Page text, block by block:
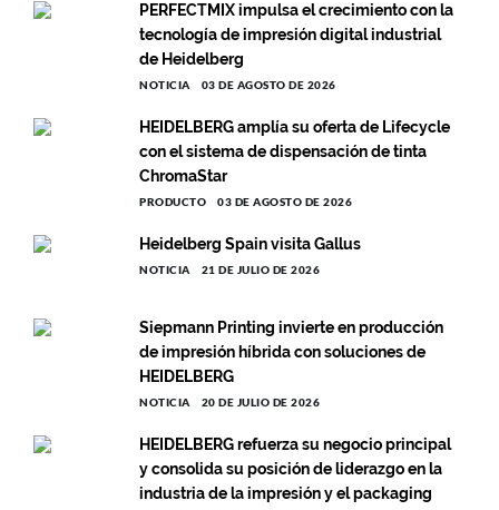
PERFECTMIX impulsa el crecimiento con la
tecnología de impresión digital industrial
de Heidelberg
NOTICIA 03 DE AGOSTO DE 2026
HEIDELBERG amplía su oferta de Lifecycle
con el sistema de dispensación de tinta
ChromaStar
PRODUCTO 03 DE AGOSTO DE 2026
Heidelberg Spain visita Gallus
NOTICIA 21 DE JULIO DE 2026
Siepmann Printing invierte en producción
de impresión híbrida con soluciones de
HEIDELBERG
NOTICIA 20 DE JULIO DE 2026
HEIDELBERG refuerza su negocio principal
y consolida su posición de liderazgo en la
industria de la impresión y el packaging